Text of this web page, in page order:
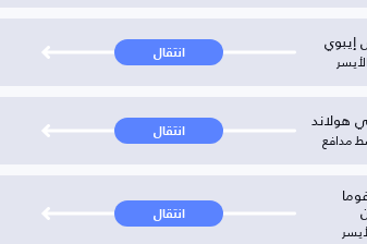
إيبوي انتقال
هولاند
مدافع انتقال
انتقال